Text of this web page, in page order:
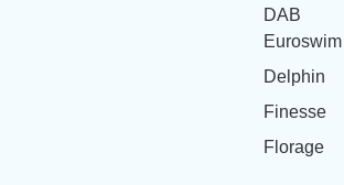
DAB
Euroswim
Delphin
Finesse
Florage